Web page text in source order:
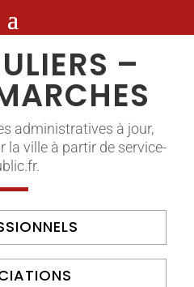
–
administratives à jour,
la ville à partir de service-